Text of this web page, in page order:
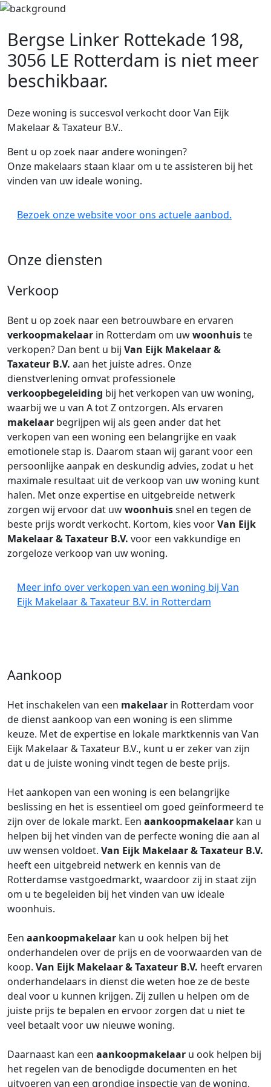
Bergse Linker Rottekade 198,
3056 LE Rotterdam is niet meer
beschikbaar.
Deze woning is succesvol verkocht door Van Eijk
Makelaar & Taxateur B.V..
Bent u op zoek naar andere woningen?
Onze makelaars staan klaar om u te assisteren bij het
vinden van uw ideale woning.
Bezoek onze website voor ons actuele aanbod.
Onze diensten
Verkoop
Bent u op zoek naar een betrouwbare en ervaren
verkoopmakelaar in Rotterdam om uwwoonhuiste
verkopen? Dan bent u bij Van Eijk Makelaar &
Taxateur B.V. aan het juiste adres. Onze
dienstverlening omvat professionele
verkoopbegeleiding bij het verkopen van uw woning,
waarbij we u van A tot Z ontzorgen. Als ervaren
makelaar begrijpen wij als geen ander dat het
verkopen van een woning een belangrijke en vaak
emotionele stap is. Daarom staan wij garant voor een
persoonlijke aanpak en deskundig advies, zodat u het
maximale resultaat uit de verkoop van uw woning kunt
halen. Met onze expertise en uitgebreide netwerk
zorgen wij ervoor dat uwwoonhuissnel en tegen de
beste prijs wordt verkocht. Kortom, kies voorVan Eijk
Makelaar & Taxateur B.V. voor een vakkundige en
zorgeloze verkoop van uw woning.
Meer info over verkopen van een woning bij Van
Eijk Makelaar & Taxateur B.V. in Rotterdam
Aankoop
Het inschakelen van een makelaar in Rotterdam voor
de dienst aankoop van een woning is een slimme
keuze. Met de expertise en lokale marktkennis van Van
Eijk Makelaar & Taxateur B.V., kunt u er zeker van zijn
dat u de juiste woning vindt tegen de beste prijs.
Het aankopen van een woning is een belangrijke
beslissing en het is essentieel om goed geïnformeerd te
zijn over de lokale markt. Een aankoopmakelaar kan u
helpen bij het vinden van de perfecte woning die aan al
uw wensen voldoet. Van Eijk Makelaar & Taxateur B.V.
heeft een uitgebreid netwerk en kennis van de
Rotterdamse vastgoedmarkt, waardoor zij in staat zijn
om u te begeleiden bij het vinden van uw ideale
woonhuis.
Een aankoopmakelaar kan u ook helpen bij het
onderhandelen over de prijs en de voorwaarden van de
koop. Van Eijk Makelaar & Taxateur B.V. heeft ervaren
onderhandelaars in dienst die weten hoe ze de beste
deal voor u kunnen krijgen. Zij zullen u helpen om de
juiste prijs te bepalen en ervoor zorgen dat u niet te
veel betaalt voor uw nieuwe woning.
Daarnaast kan een aankoopmakelaar u ook helpen bij
het regelen van de benodigde documenten en het
uitvoeren van een grondige inspectie van de woning.